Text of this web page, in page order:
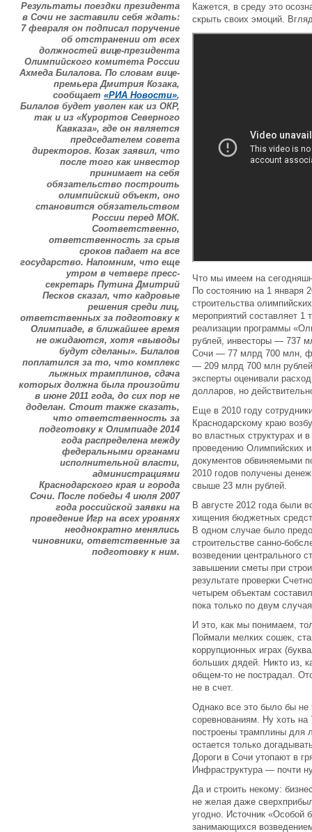
Результаты поездки президента
в Сочи не заставили себя ждать:
7 февраля он подписал поручение
об отстранении от всех
должностей вице-президента
Олимпийского комитета России
Ахмеда Билалова. По словам вице-
премьера Дмитрия Козака,
сообщает «РИА Новости»,
Билалов будет уволен как из ОКР,
так и из «Курортов Северного
Кавказа», где он является
председателем совета
директоров. Козак заявил, что
после того как инвестор
принимает на себя
обязательство построить
олимпийский объект, оно
становится обязательством
России перед МОК.
Соответственно,
ответственность за срыв
сроков падает на все
государство. Напомним, что еще
утром в четверг пресс-
секретарь Путина Дмитрий
Песков сказал, что кадровые
решения среди лиц,
ответственных за подготовку к
Олимпиаде, в ближайшее время
не ожидаются, хотя «выводы
будут сделаны». Билалов
поплатился за то, что комплекс
лыжных трамплинов, сдача
которых должна была произойти
в июне 2011 года, до сих пор не
доделан. Стоит также сказать,
что ответственность за
подготовку к Олимпиаде 2014
года распределена между
федеральными органами
исполнительной власти,
администрациями
Краснодарского края и города
Сочи. После победы 4 июля 2007
года российской заявки на
проведение Игр на всех уровнях
неоднократно менялись
чиновники, ответственные за
подготовку к ним.
Кажется, в среду это
скрыть своих эмоций.
Что мы имеем на
По состоянию на 1 января
строительства
мероприятий составляет
реализации программы
рублей, инвесторы — 737
Сочи — 77 млрд 700 млн,
— 209 млрд 700 млн
эксперты оценивали
долларов, но
Еще в 2010 году
Краснодарскому краю
во властных структурах и
проведению Олимпийских
документов обвиняемыми
2010 годов получены
свыше 23 млн рублей.
В августе 2012 года были
хищения бюджетных
В одном случае было
строительстве санно-
возведении центрального
завышении сметы при
результате проверки
четырем объектам
пока только по двум
И это, как мы понимаем,
Поймали мелких сошек,
коррупционных играх
больших дядей. Никто из,
общем-то не пострадал.
не в счет.
Однако все это было бы не
соревнованиям. Ну хоть на
построены трамплины для
остается только
Дороги в Сочи утопают в
Инфраструктура — почти
Да и строить некому:
не желая даже
угодно. Источник «Особой
занимающихся